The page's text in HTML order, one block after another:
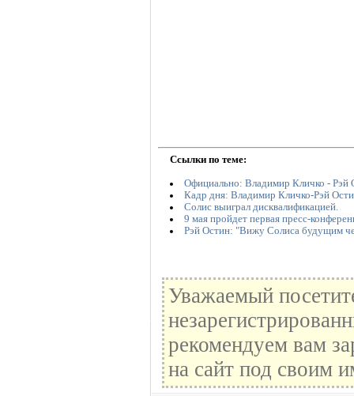
Ссылки по теме:
Официально: Владимир Кличко - Рэй
Кадр дня: Владимир Кличко-Рэй
Солис выиграл дисквалификацией.
9 мая пройдет первая пресс-
Рэй Остин: "Вижу Солиса будущим
Уважаемый
рекомендуем вам
на сайт под своим